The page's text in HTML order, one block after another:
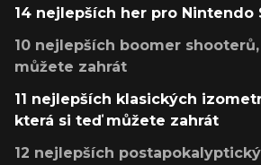
14 nejlepších her pro Nintendo
10 nejlepších boomer
můžete zahrát
11 nejlepších klasických
která si teď můžete zahrát
12 nejlepších